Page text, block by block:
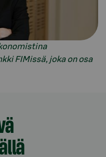
FIMissä, joka on osa